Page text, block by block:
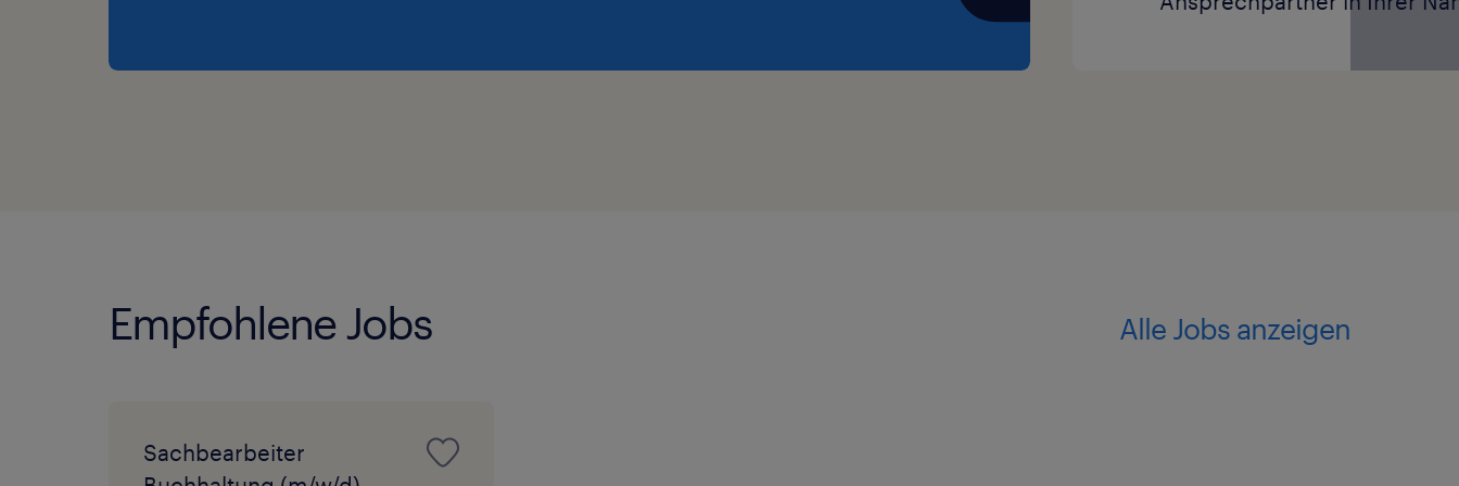
Empfohlene Jobs Alle Jobs anzeigen
Sachbearbeiter